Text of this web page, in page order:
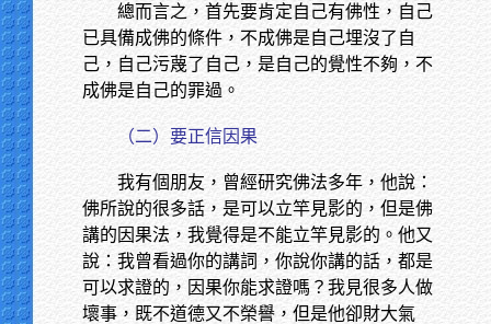
總而言之，首先要肯定自己有佛性，自己
已具備成佛的條件，不成佛是自己埋沒了自
己，自己污蔑了自己，是自己的覺性不夠，不
成佛是自己的罪過。
（二）要正信因果
我有個朋友，曾經研究佛法多年，他說：
佛所說的很多話，是可以立竿見影的，但是佛
講的因果法，我覺得是不能立竿見影的。他又
說：我曾看過你的講詞，你說你講的話，都是
可以求證的，因果你能求證嗎？我見很多人做
壞事，既不道德又不榮譽，但是他卻財大氣